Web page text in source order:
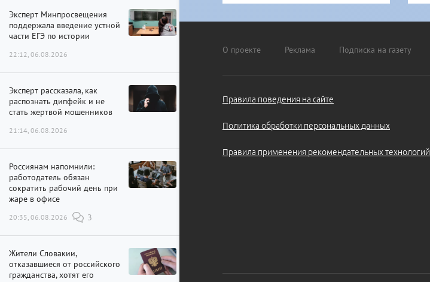
Эксперт Минпросвещения
поддержала введение устной
части ЕГЭ по истории
22:12, 06.08.2026
Эксперт рассказала, как
распознать дипфейк и не
стать жертвой мошенников
21:14, 06.08.2026
Россиянам напомнили:
работодатель обязан
сократить рабочий день при
жаре в офисе
20:35, 06.08.2026 3
Жители Словакии,
отказавшиеся от российского
гражданства, хотят его
О проекте Реклама Подписка на газету
Правила поведения на сайте
Политика обработки персональных данных
Правила применения рекомендательных технологий